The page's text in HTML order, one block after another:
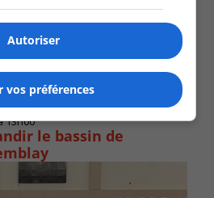
13h00
le bassin de
Autoriser
vos préférences